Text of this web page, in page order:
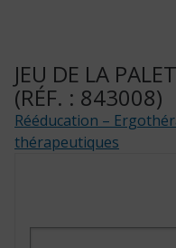
JEU DE LA
(RÉF. : 843008)
Rééducation –
thérapeutiques
quantité